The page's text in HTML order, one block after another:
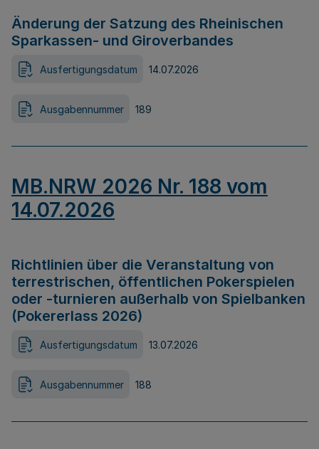
Änderung der Satzung des Rheinischen
Sparkassen- und Giroverbandes
Ausfertigungsdatum 14.07.2026
Ausgabennummer 189
MB.NRW 2026 Nr. 188 vom
14.07.2026
Richtlinien über die Veranstaltung von
terrestrischen, öffentlichen Pokerspielen
oder -turnieren außerhalb von Spielbanken
(Pokererlass 2026)
Ausfertigungsdatum 13.07.2026
Ausgabennummer 188